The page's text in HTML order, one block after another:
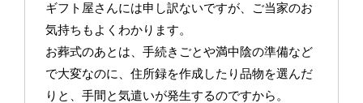
ギフト屋さんには申し訳ないですが、ご当家のお
気持ちもよくわかります。
お葬式のあとは、手続きごとや満中陰の準備など
で大変なのに、住所録を作成したり品物を選んだ
りと、手間と気遣いが発生するのですから。